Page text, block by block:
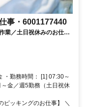
事・6001177440
業／土日祝休みのお仕事
・勤務時間： [1] 07:30～
金／週5勤務（土日祝休
ピッキングのお仕事】 ＼